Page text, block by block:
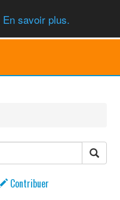
En savoir plus.
Contribuer